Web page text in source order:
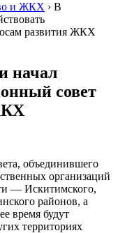
и ЖКХ › В
развития ЖКХ
начал
совет
объединившего
организаций
— Искитимского,
районов, а
время будут
территориях